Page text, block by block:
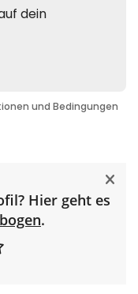
Hier geht es
.